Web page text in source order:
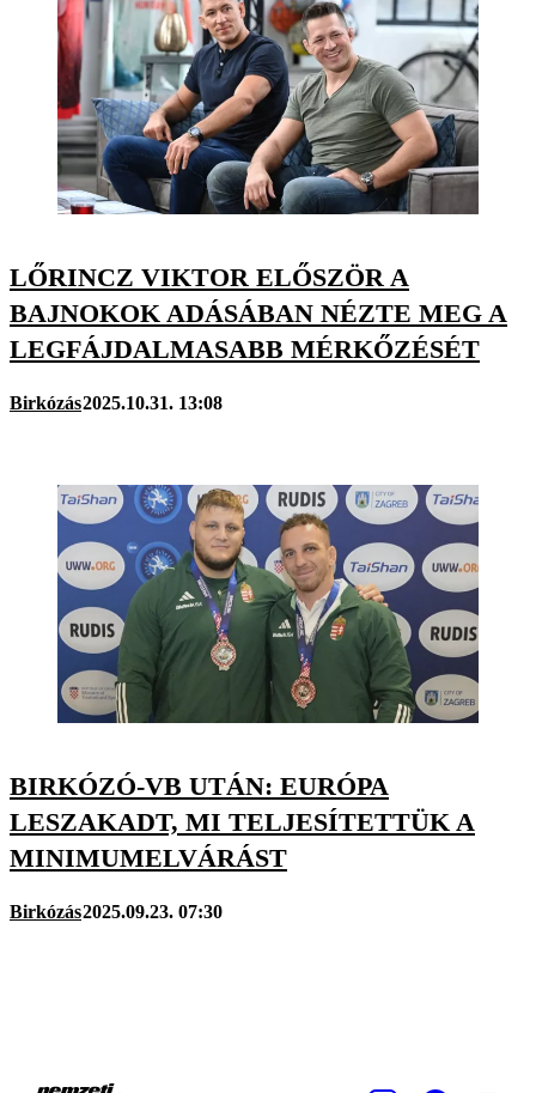
LŐRINCZ VIKTOR ELŐSZÖR A
BAJNOKOK ADÁSÁBAN NÉZTE MEG A
LEGFÁJDALMASABB MÉRKŐZÉSÉT
Birkózás2025.10.31. 13:08
BIRKÓZÓ-VB UTÁN: EURÓPA
LESZAKADT, MI TELJESÍTETTÜK A
MINIMUMELVÁRÁST
Birkózás2025.09.23. 07:30